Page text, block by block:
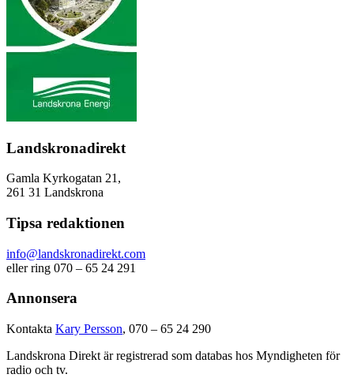
Landskronadirekt
Gamla Kyrkogatan 21,
261 31 Landskrona
Tipsa redaktionen
info@landskronadirekt.com
eller ring 070 – 65 24 291
Annonsera
Kontakta Kary Persson, 070 – 65 24 290
Landskrona Direkt är registrerad som databas hos Myndigheten för
radio och tv.